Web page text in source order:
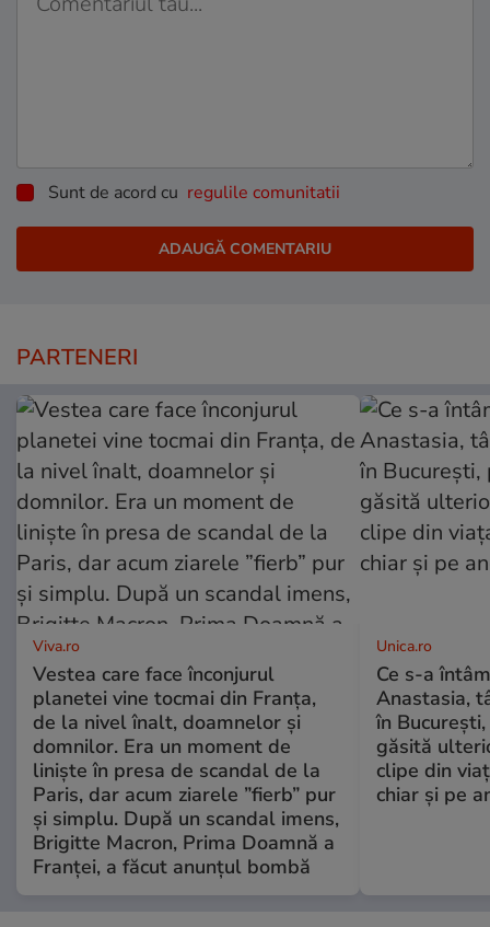
Sunt de acord cu regulile comunitatii
PARTENERI
Viva.ro
Vestea care face înconjurul
planetei vine tocmai din Franța,
de la nivel înalt, doamnelor și
domnilor. Era un moment de
liniște în presa de scandal de la
Paris, dar acum ziarele ”fierb” pur
și simplu. După un scandal imens,
Brigitte Macron, Prima Doamnă a
Franței, a făcut anunțul bombă
Unica.ro
Ce s-a
Anastasia,
în
găsită
clipe din
chiar și pe